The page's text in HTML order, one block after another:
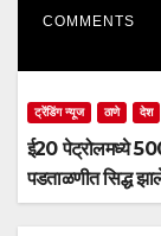
COMMENTS
ट्रेंडिंग न्यूज ठाणे देश
ई20 पेट्रोलमध्ये
पडताळणीत सिद्ध